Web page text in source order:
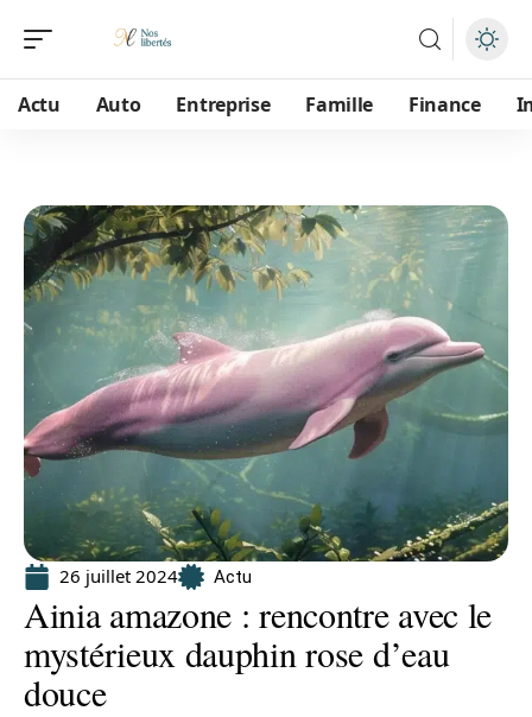
Actu Auto Entreprise Famille Finance
26 juillet 2024 Actu
Ainia amazone : rencontre avec le
mystérieux dauphin rose d’eau
douce